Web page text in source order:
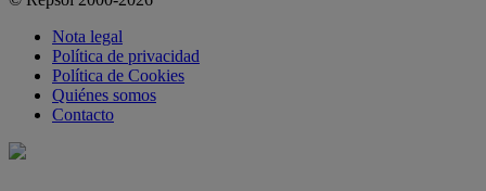
Nota legal
Política de privacidad
Política de Cookies
Quiénes somos
Contacto